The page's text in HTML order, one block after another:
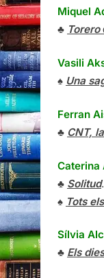
Miquel
♣ Torero
Vasili
♠ Una
Ferran
♣ CNT,
Caterina
♣ Solitud.
♠ Tots
Sílvia
♣ Els